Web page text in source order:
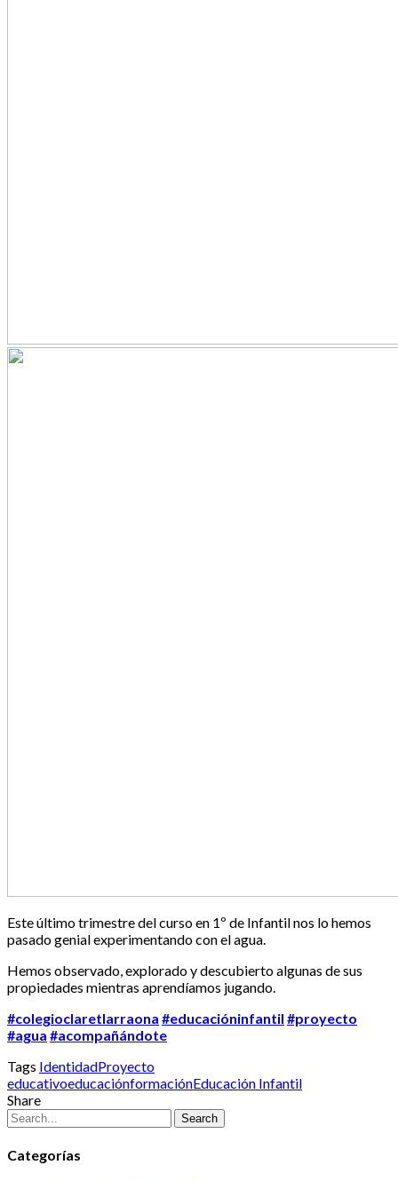
Este último trimestre del curso en 1º de Infantil nos lo hemos
pasado genial experimentando con el agua.
Hemos observado, explorado y descubierto algunas de sus
propiedades mientras aprendíamos jugando.
#colegioclaretlarraona #educacióninfantil #proyecto
#agua #acompañándote
Tags IdentidadProyecto
educativoeducaciónformaciónEducación Infantil
Share
Search
Categorías